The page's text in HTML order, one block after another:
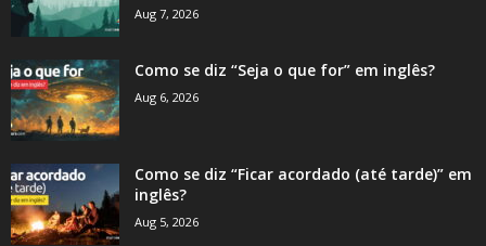
Aug 7, 2026
Como se diz “Seja o que for” em inglês?
Aug 6, 2026
Como se diz “Ficar acordado (até tarde)” em
inglês?
Aug 5, 2026